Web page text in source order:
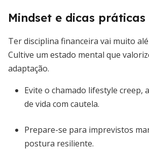
Mindset e dicas práticas
Ter disciplina financeira vai muito
Cultive um estado mental que
adaptação.
Evite o chamado lifestyle creep,
de vida com cautela.
Prepare-se para imprevistos
postura resiliente.